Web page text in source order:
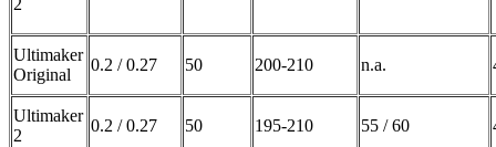
2
Ultimaker
Original
0.2 / 0.27 50 200-210 n.a.
Ultimaker
2
0.2 / 0.27 50 195-210 55 / 60